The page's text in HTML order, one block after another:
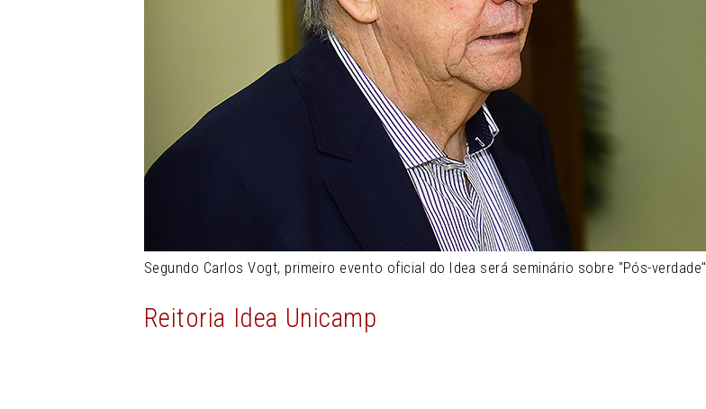
Segundo Carlos Vogt, primeiro evento oficial do Idea será seminário sobre "Pós-verdade"
Reitoria Idea Unicamp